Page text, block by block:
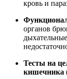
кровь и
органов
Тесты на
кишечника